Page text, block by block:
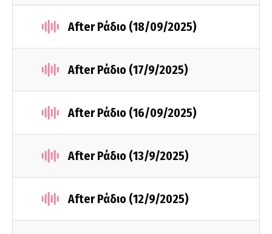
After Ράδιο (18/09/2025)
After Ράδιο (17/9/2025)
After Ράδιο (16/09/2025)
After Ράδιο (13/9/2025)
After Ράδιο (12/9/2025)